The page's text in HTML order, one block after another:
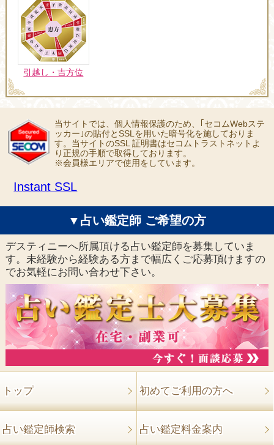
引越し・吉方位
当サイトでは、個人情報保護のため、｢セコムWebステ
ッカー｣の貼付とSSLを用いた暗号化を施しておりま
す。当サイトのSSL 証明書はセコムトラストネットよ
り正規の手順で取得しております。
※会員様エリアで使用をしています。
Instant SSL
▼占い鑑定師 ご希望の方
デスティニーへ所属頂ける占い鑑定師を募集していま
す。未経験から経験ある方まで幅広くご応募頂けますの
でお気軽にお問い合わせ下さい。
トップ 初めてご利用の方へ
占い鑑定師検索 占い鑑定料金案内